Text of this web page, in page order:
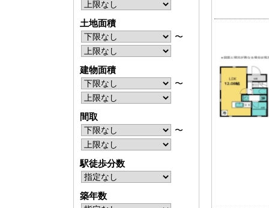
土地面積
〜
建物面積
〜
間取
〜
駅徒歩分数
築年数
物件検索
新築一戸建
エリアから探す
路線から探す
中古一戸建
エリアから
エリアから物件検索